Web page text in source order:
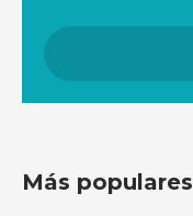
Más populares